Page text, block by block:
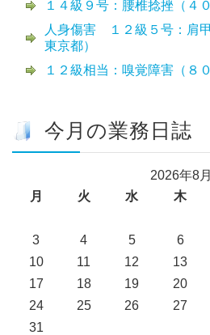
１４級９号：腰椎捻挫（４
人身傷害 １２級５号：肩
東京都）
１２級相当：嗅覚障害（８
今月の業務日誌
2026年8月
月
火 水 木
3
4 5 6
10
11 12 13
17
18 19 20
24
25 26 27
31